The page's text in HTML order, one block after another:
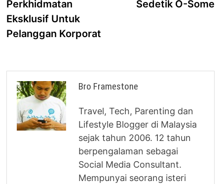
Perkhidmatan
Eksklusif Untuk
Pelanggan Korporat
Sedetik O-Some
Bro Framestone
Travel, Tech, Parenting dan
Lifestyle Blogger di Malaysia
sejak tahun 2006. 12 tahun
berpengalaman sebagai
Social Media Consultant.
Mempunyai seorang isteri